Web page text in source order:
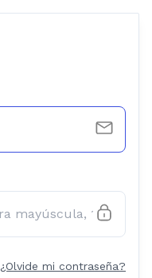
¿Olvide mi contraseña?